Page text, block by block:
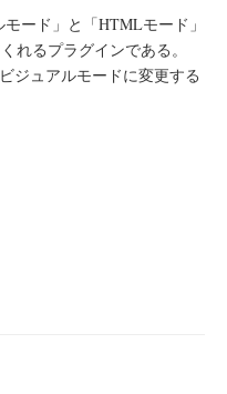
ード」と「HTMLモード」
れるプラグインである。
ジュアルモードに変更する